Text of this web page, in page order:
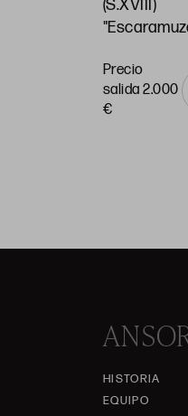
(S.XVIII)
Precio
salida 2.000
€
HISTORIA
EQUIPO